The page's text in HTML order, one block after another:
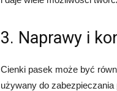
3. Naprawy i
Cienki pasek może być
używany do